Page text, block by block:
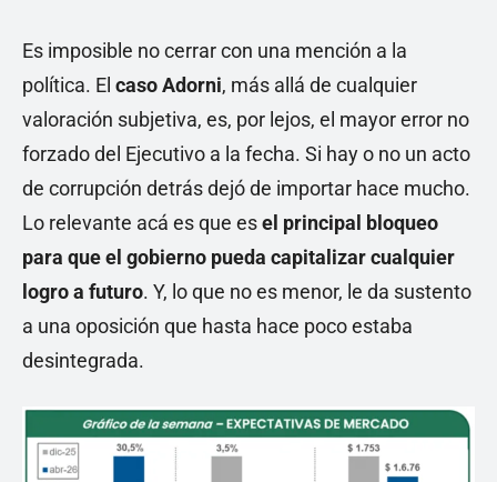
Es imposible no cerrar con una mención a la
política. El caso Adorni, más allá de cualquier
valoración subjetiva, es, por lejos, el mayor error no
forzado del Ejecutivo a la fecha. Si hay o no un acto
de corrupción detrás dejó de importar hace mucho.
Lo relevante acá es que esel principal bloqueo
para que el gobierno pueda capitalizar cualquier
logro a futuro. Y, lo que no es menor, le da sustento
a una oposición que hasta hace poco estaba
desintegrada.